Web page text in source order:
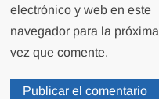
electrónico y web en este
navegador para la próxima
vez que comente.